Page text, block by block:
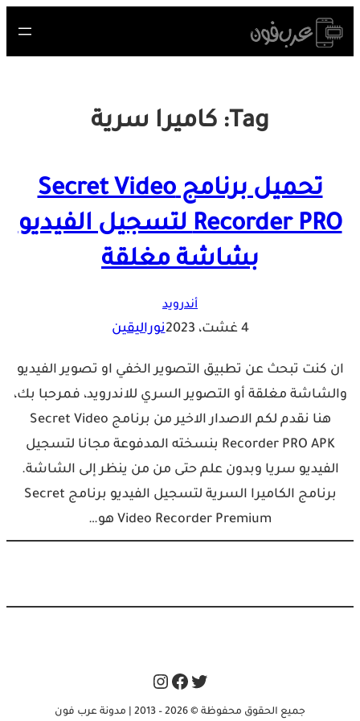
Skip
to
Tag: كاميرا سرية
تحميل برنامج Secret Video
Recorder PRO لتسجيل الفيديو
بشاشة مغلقة
أندرويد
4 غشت، 2023 نوراليقين
ان كنت تبحث عن تطبيق التصوير الخفي او تصوير الفيديو
والشاشة مغلقة أو التصوير السري للاندرويد، فمرحبا بك،
هنا نقدم لكم الاصدار الاخير من برنامج Secret Video
Recorder PRO APK بنسخته المدفوعة مجانا لتسجيل
الفيديو سريا وبدون علم حتى من من ينظر إلى الشاشة.
برنامج الكاميرا السرية لتسجيل الفيديو برنامج Secret
Video Recorder Premium هو…
Twitter
Facebook
Instagram
جميع الحقوق محفوظة © 2026 – 2013 | مدونة عرب فون